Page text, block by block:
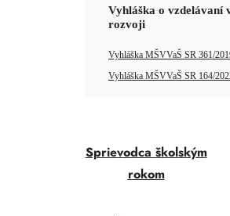
Vyhláška o vzdelávaní
rozvoji
Vyhláška MŠVVaŠ SR 361/
Vyhláška MŠVVaŠ SR 164/
Sprievodca školským
rokom